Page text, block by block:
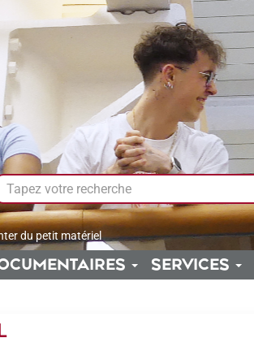
du petit matériel
SERVICES